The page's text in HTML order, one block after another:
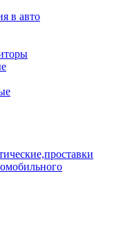
в авто